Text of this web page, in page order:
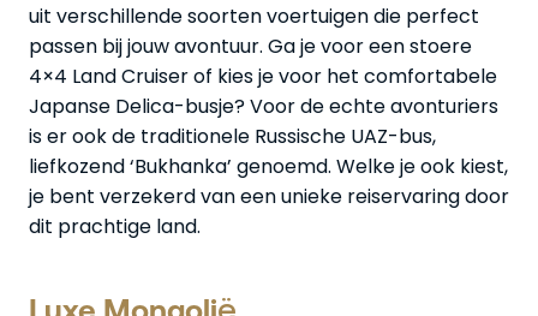
uit verschillende soorten voertuigen die perfect
passen bij jouw avontuur. Ga je voor een stoere
4×4 Land Cruiser of kies je voor het comfortabele
Japanse Delica-busje? Voor de echte avonturiers
is er ook de traditionele Russische UAZ-bus,
liefkozend ‘Bukhanka’ genoemd. Welke je ook kiest,
je bent verzekerd van een unieke reiservaring door
dit prachtige land.